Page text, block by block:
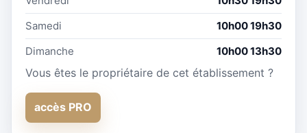
Samedi
10h00 19h30
Dimanche
10h00 13h30
Vous êtes le propriétaire de cet établissement ?
accès PRO